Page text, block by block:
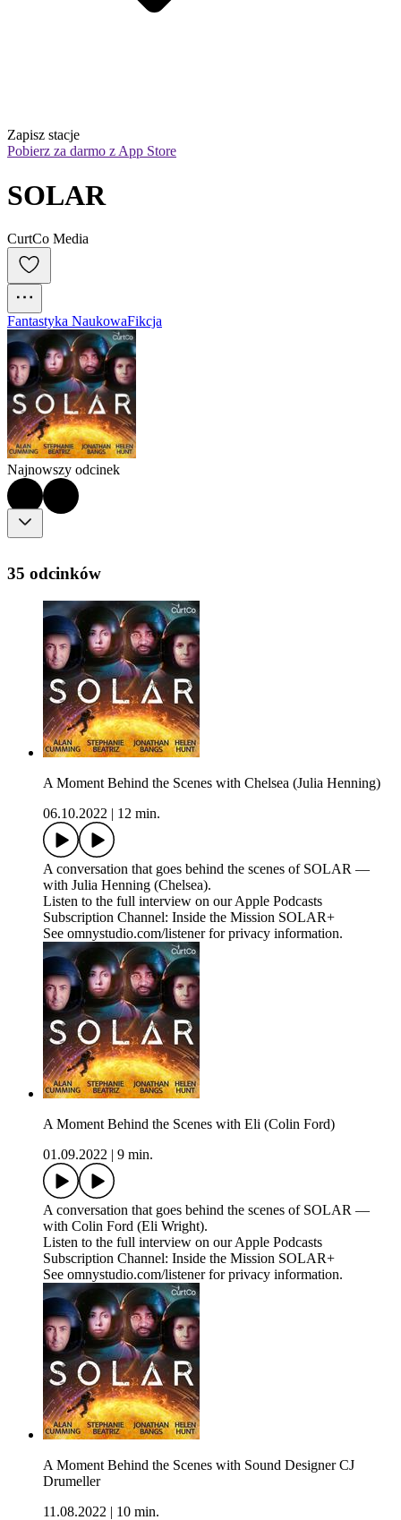
Zapisz stacje
Pobierz za darmo z App Store
SOLAR
CurtCo Media
Fantastyka NaukowaFikcja
Najnowszy odcinek
35 odcinków
A Moment Behind the Scenes with Chelsea (Julia Henning)
06.10.2022 | 12 min.
A conversation that goes behind the scenes of SOLAR —
with Julia Henning (Chelsea).
Listen to the full interview on our Apple Podcasts
Subscription Channel: Inside the Mission SOLAR+
See omnystudio.com/listener for privacy information.
A Moment Behind the Scenes with Eli (Colin Ford)
01.09.2022 | 9 min.
A conversation that goes behind the scenes of SOLAR —
with Colin Ford (Eli Wright).
Listen to the full interview on our Apple Podcasts
Subscription Channel: Inside the Mission SOLAR+
See omnystudio.com/listener for privacy information.
A Moment Behind the Scenes with Sound Designer CJ
Drumeller
11.08.2022 | 10 min.